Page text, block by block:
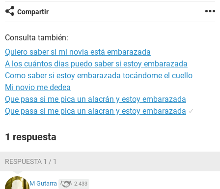
GLOSARIO
Compartir
Consulta también:
Quiero saber si mi novia está embarazada
A los cuántos dias puedo saber si estoy embarazada
Como saber si estoy embarazada tocándome el cuello
Mi novio me dedea
Que pasa si me pica un alacrán y estoy embarazada
Que pasa si me pica un alacran y estoy embarazada ✓
1 respuesta
RESPUESTA 1 / 1
M Gutarra 2.433